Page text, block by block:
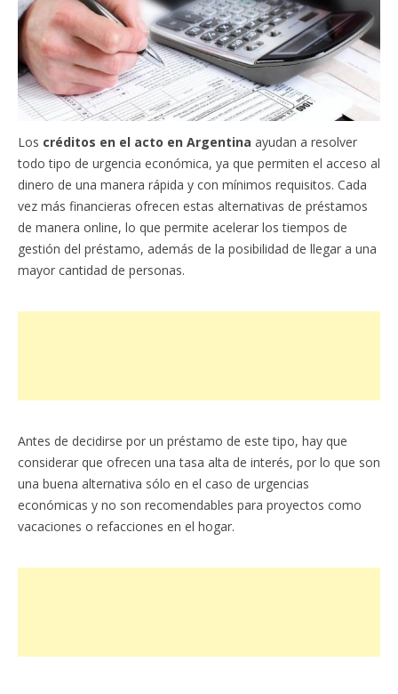
Los créditos en el acto en Argentina ayudan a resolver
todo tipo de urgencia económica, ya que permiten el acceso al
dinero de una manera rápida y con mínimos requisitos. Cada
vez más financieras ofrecen estas alternativas de préstamos
de manera online, lo que permite acelerar los tiempos de
gestión del préstamo, además de la posibilidad de llegar a una
mayor cantidad de personas.
Antes de decidirse por un préstamo de este tipo, hay que
considerar que ofrecen una tasa alta de interés, por lo que son
una buena alternativa sólo en el caso de urgencias
económicas y no son recomendables para proyectos como
vacaciones o refacciones en el hogar.